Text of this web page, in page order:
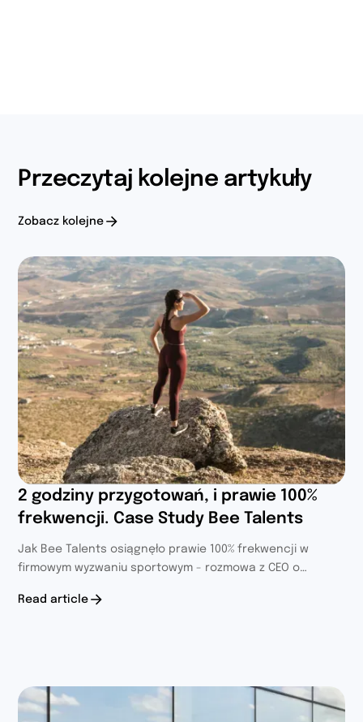
Przeczytaj kolejne artykuły
Zobacz kolejne
2 godziny przygotowań, i prawie 100%
frekwencji. Case Study Bee Talents
Jak Bee Talents osiągnęło prawie 100% frekwencji w
firmowym wyzwaniu sportowym - rozmowa z CEO o
startem.
Read article